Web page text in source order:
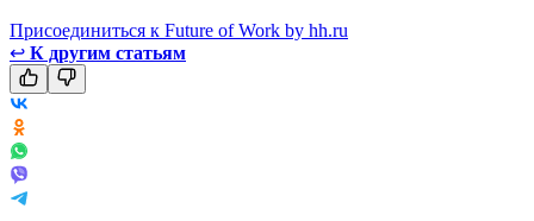
Присоединиться к Future of Work by hh.ru
↩ К другим статьям